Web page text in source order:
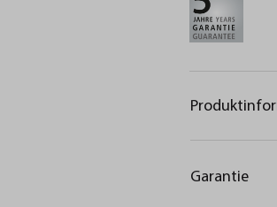
Garantie